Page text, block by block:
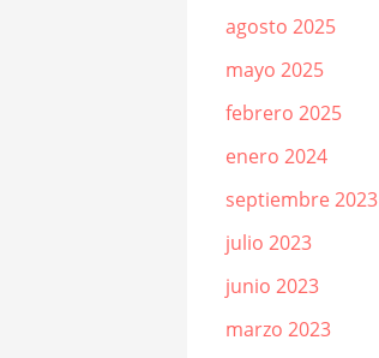
agosto 2025
mayo 2025
febrero 2025
enero 2024
septiembre 2023
julio 2023
junio 2023
marzo 2023